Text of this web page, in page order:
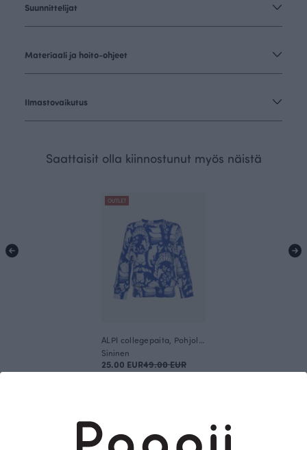
Suunnittelijat
Materiaali ja hoito-ohjeet
Ilmastovaikutus
Saattaisit olla kiinnostunut myös näistä
OUTLET
Sininen
25.00 EUR49.00 EUR